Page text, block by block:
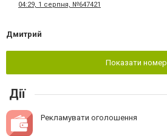
04:29, 1 серпня, №647421
Дмитрий
Показати номер
Дії
Рекламувати оголошення